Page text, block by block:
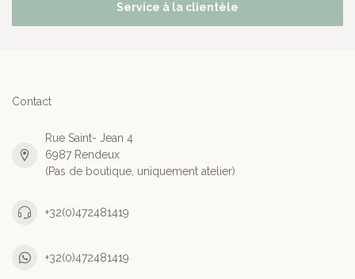
Service à la clientèle
Contact
Rue Saint- Jean 4
6987 Rendeux
(Pas de boutique, uniquement atelier)
+32(0)472481419
+32(0)472481419